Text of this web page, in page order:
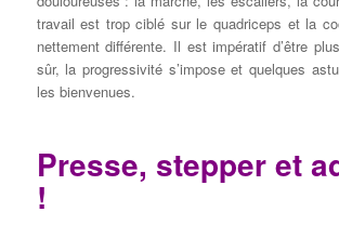
travail est trop ciblé sur le quadriceps et la
nettement différente. Il est impératif d’être
sûr, la progressivité s’impose et quelques
les bienvenues.
Presse, stepper et
!